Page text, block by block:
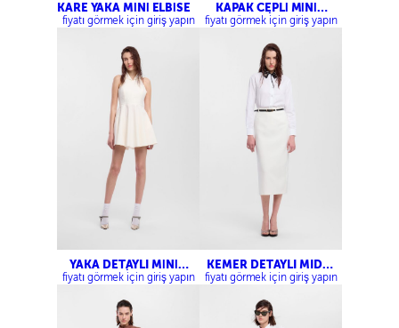
KARE YAKA MİNİ ELBİSE
fiyatı görmek için giriş yapın
KAPAK CEPLİ MİNİ
ELBİSE
fiyatı görmek için giriş yapın
YAKA DETAYLI MİNİ
ELBİSE
fiyatı görmek için giriş yapın
KEMER DETAYLI MIDI
ETEK
fiyatı görmek için giriş yapın